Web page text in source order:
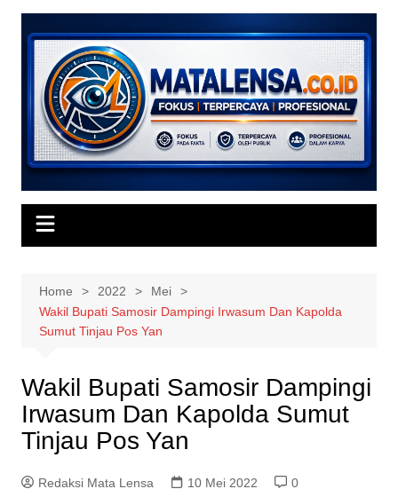
Skip
content
Home 2022
Mei
Wakil Bupati Samosir Dampingi Irwasum Dan Kapolda
Sumut Tinjau Pos Yan
Wakil Bupati Samosir Dampingi
Irwasum Dan Kapolda Sumut
Tinjau Pos Yan
Redaksi Mata Lensa 10 Mei 2022
0